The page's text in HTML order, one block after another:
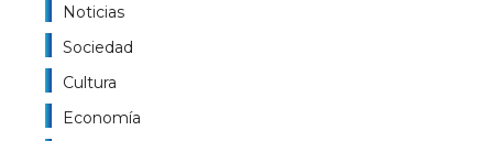
Noticias
Sociedad
Cultura
Economía